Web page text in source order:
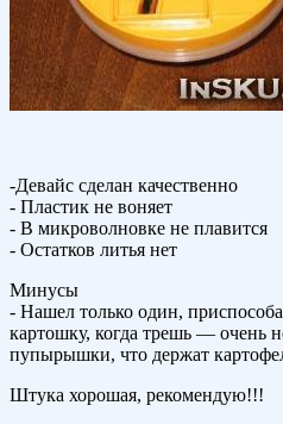
-Девайс сделан качественно
- Пластик не воняет
- В микроволновке не плавится
- Остатков литья нет
Минусы
- Нашел только один,
картошку, когда трешь — очень
пупырышки, что держат
Штука хорошая, рекомендую!!!